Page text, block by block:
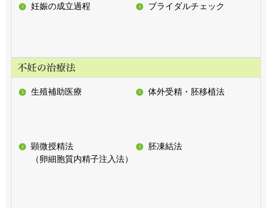
妊娠の成立過程 ブライダルチェック
生殖補助医療 体外受精・胚移植法
顕微授精法
（卵細胞質内精子注入法）
胚凍結法